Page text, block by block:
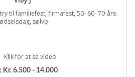
til familiefest, firmafest, 50- 60- 70-års
sølvb
Klik for at se video
Kr. 6.500 - 14.000